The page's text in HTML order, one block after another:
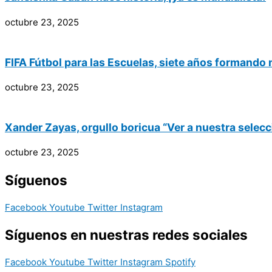
octubre 23, 2025
FIFA Fútbol para las Escuelas, siete años formando
octubre 23, 2025
Xander Zayas, orgullo boricua “Ver a nuestra
octubre 23, 2025
Síguenos
Facebook Youtube Twitter Instagram
Síguenos en nuestras redes sociales
Facebook Youtube Twitter Instagram Spotify